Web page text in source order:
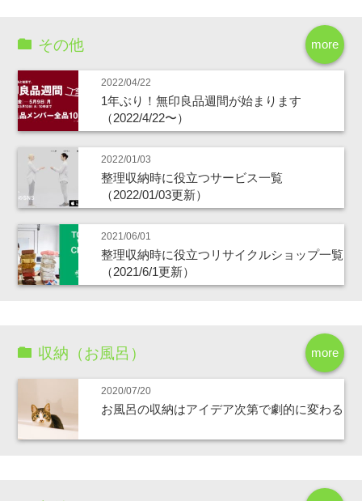
more
その他
2022/04/22
1年ぶり！無印良品週間が始まります
（2022/4/22〜）
2022/01/03
整理収納時に役立つサービス一覧
（2022/01/03更新）
2021/06/01
整理収納時に役立つリサイクルショップ一覧
（2021/6/1更新）
more
収納（お風呂）
2020/07/20
お風呂の収納はアイデア次第で劇的に変わる